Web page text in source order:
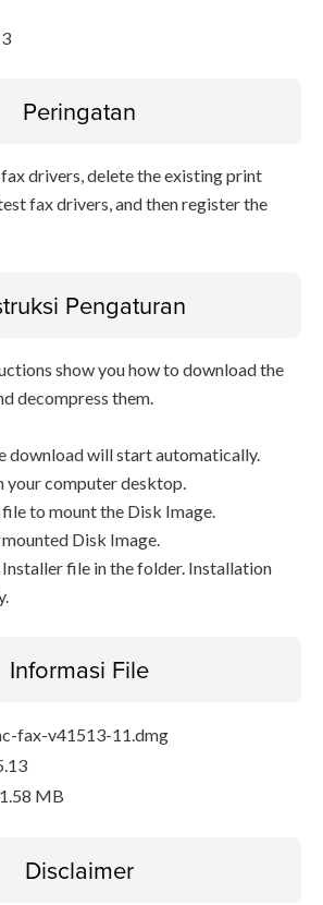
Peringatan
drivers, delete the existing print
fax drivers, and then register the
Pengaturan
show you how to download the
decompress them.
download will start automatically.
your computer desktop.
to mount the Disk Image.
Disk Image.
file in the folder. Installation
Informasi File
fax-v41513-11.dmg
MB
Disclaimer